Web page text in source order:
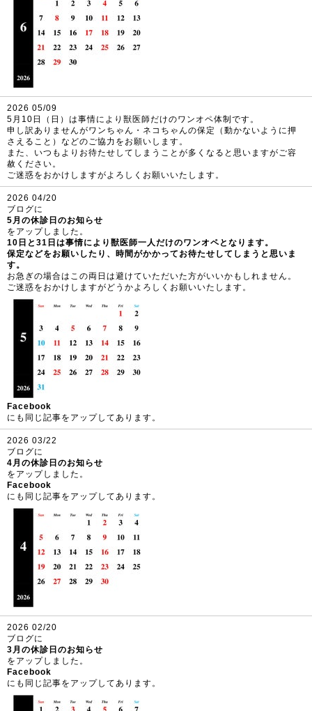
2026 05/09
5月10日（日）は事情により獣医師だけのワンオペ体制です。
申し訳ありませんがワンちゃん・ネコちゃんの保定（動かないように押
さえること）などのご協力をお願いします。
また、いつもよりお待たせしてしまうことが多くなると思いますがご容
赦ください。
ご迷惑をおかけしますがよろしくお願いいたします。
2026 04/20
ブログに
5月の休診日のお知らせ
をアップしました。
10日と31日は事情により獣医師一人だけのワンオペとなります。
保定などをお願いしたり、時間がかかってお待たせしてしまうと思いま
す。
お急ぎの場合はこの両日は避けていただいた方がいいかもしれません。
ご迷惑をおかけしますがどうかよろしくお願いいたします。
Facebook
にも同じ記事をアップしてあります。
2026 03/22
ブログに
4月の休診日のお知らせ
をアップしました。
Facebook
にも同じ記事をアップしてあります。
2026 02/20
ブログに
3月の休診日のお知らせ
をアップしました。
Facebook
にも同じ記事をアップしてあります。